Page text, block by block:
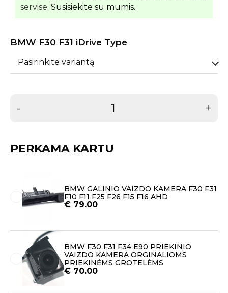
servise. Susisiekite su mumis.
BMW F30 F31 iDrive Type
Pasirinkite variantą
- +
PERKAMA KARTU
BMW GALINIO VAIZDO KAMERA F30 F31
F10 F11 F25 F26 F15 F16 AHD
€ 79.00
BMW F30 F31 F34 E90 PRIEKINIO
VAIZDO KAMERA ORGINALIOMS
PRIEKINĖMS GROTELĖMS
€ 70.00